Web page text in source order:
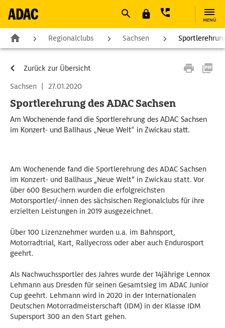
MENÜ
Regionalclubs Sachsen
Zurück zur Übersicht
Sachsen | 27.01.2020
Sportlerehrung des ADAC Sachsen
Am Wochenende fand die Sportlerehrung des ADAC Sachsen
im Konzert- und Ballhaus „Neue Welt“ in Zwickau statt.
Am Wochenende fand die Sportlerehrung des ADAC Sachsen
im Konzert- und Ballhaus „Neue Welt“ in Zwickau statt. Vor
über 600 Besuchern wurden die erfolgreichsten
Motorsportler/-innen des sächsischen Regionalclubs für ihre
erzielten Leistungen in 2019 ausgezeichnet.
Über 100 Lizenznehmer wurden u.a. im Bahnsport,
Motorradtrial, Kart, Rallyecross oder aber auch Endurosport
geehrt.
Als Nachwuchssportler des Jahres wurde der 14jährige Lennox
Lehmann aus Dresden für seinen Gesamtsieg im ADAC Junior
Cup geehrt. Lehmann wird in 2020 in der Internationalen
Deutschen Motorradmeisterschaft (IDM) in der Klasse IDM
Supersport 300 an den Start gehen.